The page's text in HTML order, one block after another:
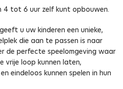
4 tot 6 uur zelf kunt opbouwen.
u uw kinderen een unieke,
die aan te passen is naar
de perfecte speelomgeving waar
vrije loop kunnen laten,
eindeloos kunnen spelen in hun